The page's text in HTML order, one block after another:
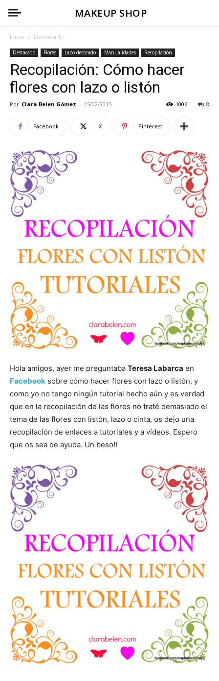
MAKEUP SHOP
Inicio Destacado
Destacado Flores Lazo decorado Manualidades Recopilación
Recopilación: Cómo hacer
flores con lazo o listón
Por Clara Belen Gómez - 15/02/2015 8
1006
Facebook X Pinterest
Hola amigos, ayer me preguntaba Teresa Labarca en
Facebook sobre cómo hacer flores con lazo o listón, y
como yo no tengo ningún tutorial hecho aún y es verdad
que en la recopilación de las flores no traté demasiado el
tema de las flores con listón, lazo o cinta, os dejo una
recopilación de enlaces a tutoriales y a vídeos. Espero
que os sea de ayuda. Un beso!!